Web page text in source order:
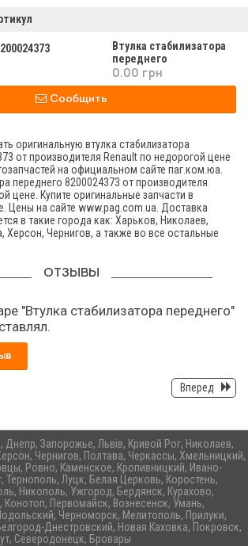
Втулка стабилизатора
переднего
0.00 грн
Сообщить
оригинальную втулка стабилизатора
от производителя Renault по недорогой цене
на официальном сайте паг.ком.юа.
переднего 8200024373 от производителя
цене. Купите оригинальные запчасти в
Цены на сайте www.pag.com.ua. Доставка
в такие города как: Харьков, Николаев,
Херсон, Чернигов, а также во все остальные
ОТЗЫВЫ
"Втулка стабилизатора переднего"
Вперед
Днепр, Запорожье, Львів, Кривой Рог, Николаев,
Чернигов, Полтава, Черкассы, Хмельницкий,
Ровно, Каменское, Кропивницкий, Ивано-
Тернополь, Луцк, Белая Церковь, Коростень,
Никополь, Ужгород, Бердянск, Курахово,
Конотоп, Первомайск, Вознесенск, Умань,
Черноморск, Мелитополь, Прилуки,
Днестровский, Новая Каховка, Покровск,
Северодонецк, Бровары